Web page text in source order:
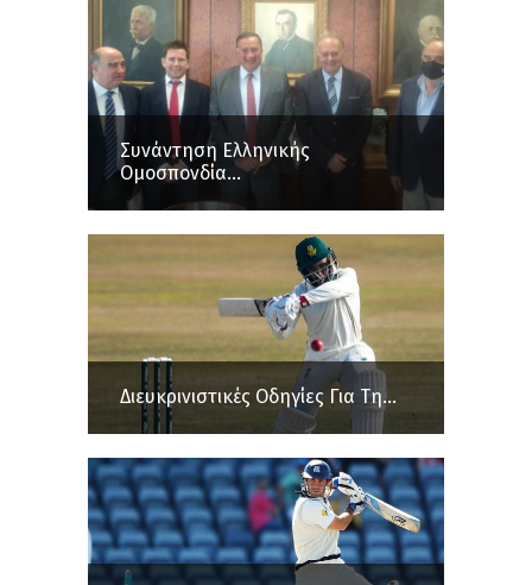
Συνάντηση Ελληνικής
Ομοσπονδία...
Διευκρινιστικές Οδηγίες Για Τη...